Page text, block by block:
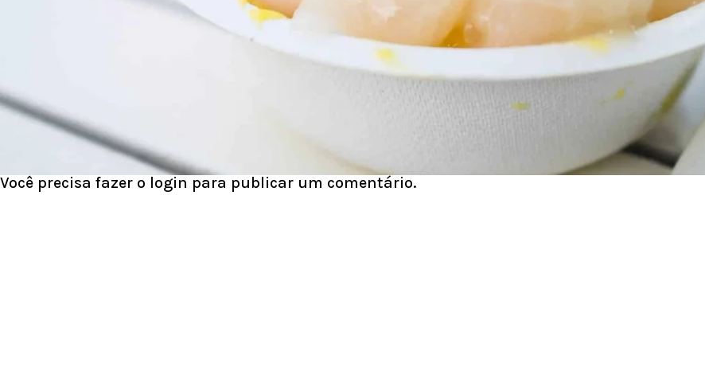
no Freepik
DEIXE UM COMENTÁRIO
Você precisa fazer o login para publicar um comentário.